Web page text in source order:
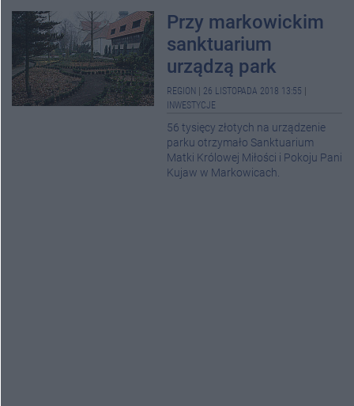
Przy markowickim
sanktuarium
urządzą park
REGION 26 LISTOPADA 2018 13:55
INWESTYCJE
56 tysięcy złotych na urządzenie
parku otrzymało Sanktuarium
Matki Królowej Miłości i Pokoju Pani
Kujaw w Markowicach.